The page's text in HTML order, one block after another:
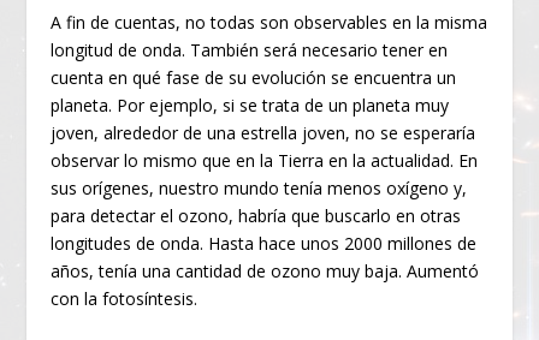
A fin de cuentas, no todas son observables en la misma
longitud de onda. También será necesario tener en
cuenta en qué fase de su evolución se encuentra un
planeta. Por ejemplo, si se trata de un planeta muy
joven, alrededor de una estrella joven, no se esperaría
observar lo mismo que en la Tierra en la actualidad. En
sus orígenes, nuestro mundo tenía menos oxígeno y,
para detectar el ozono, habría que buscarlo en otras
longitudes de onda. Hasta hace unos 2000 millones de
años, tenía una cantidad de ozono muy baja. Aumentó
con la fotosíntesis.